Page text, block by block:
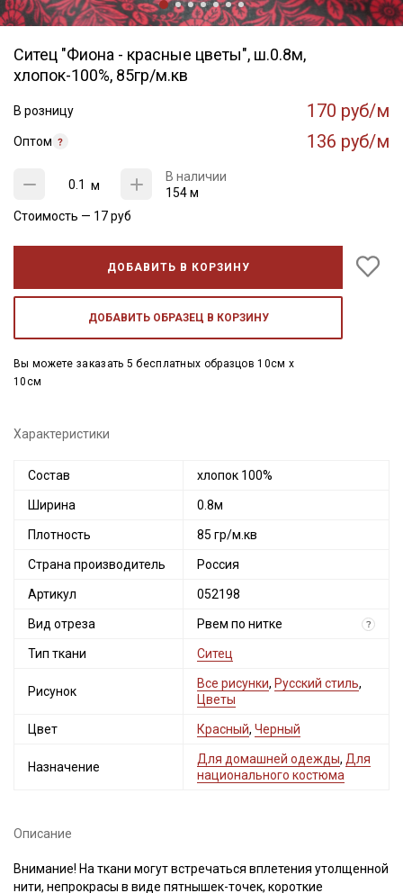
Ситец "Фиона - красные цветы", ш.0.8м,
хлопок-100%, 85гр/м.кв
В розницу 170 руб/м
Оптом 136 руб/м
м
В наличии
154 м
Стоимость — 17руб
ДОБАВИТЬ В КОРЗИНУ
ДОБАВИТЬ ОБРАЗЕЦ В КОРЗИНУ
Вы можете заказать 5 бесплатных образцов 10см x
10см
Характеристики
Состав хлопок 100%
Ширина 0.8м
Плотность 85 гр/м.кв
Страна производитель Россия
Артикул 052198
Вид отреза Рвем по нитке ?
Тип ткани Ситец
Рисунок
Все рисунки, Русский стиль,
Цветы
Цвет Красный, Черный
Назначение
Для домашней одежды, Для
национального костюма
Описание
Внимание! На ткани могут встречаться вплетения утолщенной
нити, непрокрасы в виде пятнышек-точек, короткие